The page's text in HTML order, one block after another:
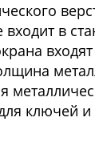
в
ключей и